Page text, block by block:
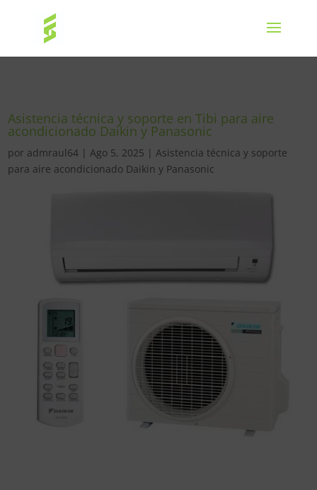
Asistencia técnica y soporte en Tibi para aire
acondicionado Daikin y Panasonic
por admraul64 |Ago 5, 2025 |Asistencia técnica y soporte
para aire acondicionado Daikin y Panasonic